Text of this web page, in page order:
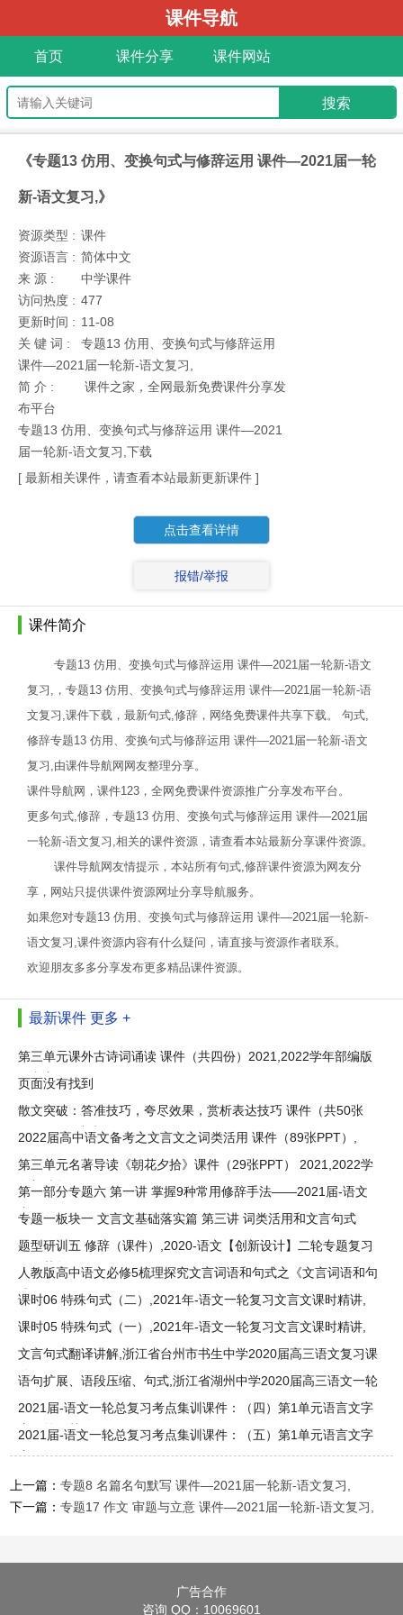
课件导航
首页 课件分享 课件网站
《专题13 仿用、变换句式与修辞运用 课件—2021届一轮
新-语文复习,》
资源类型 : 课件
资源语言 : 简体中文
来 源 :
中学课件
访问热度 : 477
更新时间 : 11-08
关 键 词 :
专题13 仿用、变换句式与修辞运用
课件—2021届一轮新-语文复习,
简 介 :
课件之家，全网最新免费课件分享发
布平台
专题13 仿用、变换句式与修辞运用 课件—2021
届一轮新-语文复习,下载
[ 最新相关课件，请查看本站最新更新课件 ]
点击查看详情
报错/举报
课件简介
专题13 仿用、变换句式与修辞运用 课件—2021届一轮新-语文
复习,，专题13 仿用、变换句式与修辞运用 课件—2021届一轮新-语
文复习,课件下载，最新句式,修辞，网络免费课件共享下载。 句式,
修辞专题13 仿用、变换句式与修辞运用 课件—2021届一轮新-语文
复习,由课件导航网网友整理分享。
课件导航网，课件123，全网免费课件资源推广分享发布平台。
更多句式,修辞，专题13 仿用、变换句式与修辞运用 课件—2021届
一轮新-语文复习,相关的课件资源，请查看本站最新分享课件资源。
课件导航网友情提示，本站所有句式,修辞课件资源为网友分
享，网站只提供课件资源网址分享导航服务。
如果您对专题13 仿用、变换句式与修辞运用 课件—2021届一轮新-
语文复习,课件资源内容有什么疑问，请直接与资源作者联系。
欢迎朋友多多分享发布更多精品课件资源。
最新课件 更多 +
第三单元课外古诗词诵读 课件（共四份）2021,2022学年部编版
语文九
页面没有找到
散文突破：答准技巧，夸尽效果，赏析表达技巧 课件（共50张
ppt）2021中考
2022届高中语文备考之文言文之词类活用 课件（89张PPT）,
第三单元名著导读《朝花夕拾》课件（29张PPT） 2021,2022学
年部编版
第一部分专题六 第一讲 掌握9种常用修辞手法——2021届-语文
专项
专题一板块一 文言文基础落实篇 第三讲 词类活用和文言句式
——2
题型研训五 修辞（课件）,2020-语文【创新设计】二轮专题复习
（江苏版）
人教版高中语文必修5梳理探究文言词语和句式之《文言词语和句
式
课时06 特殊句式（二）,2021年-语文一轮复习文言文课时精讲,
课时05 特殊句式（一）,2021年-语文一轮复习文言文课时精讲,
文言句式翻译讲解,浙江省台州市书生中学2020届高三语文复习课
件(
语句扩展、语段压缩、句式,浙江省湖州中学2020届高三语文一轮
复
2021届-语文一轮总复习考点集训课件：（四）第1单元语言文字
应用第三节
2021届-语文一轮总复习考点集训课件：（五）第1单元语言文字
应用词语、
上一篇：专题8 名篇名句默写 课件—2021届一轮新-语文复习,
下一篇：专题17 作文 审题与立意 课件—2021届一轮新-语文复习,
广告合作
咨询 QQ：10069601